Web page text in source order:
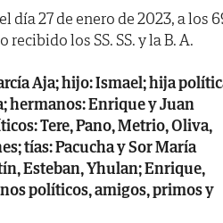
día 27 de enero de 2023, a los
los SS. SS. y la B. A.
Aja; hijo: Ismael; hija
hermanos: Enrique y Juan
Tere, Pano, Metrio, Oliva,
tías: Pacucha y Sor María
Esteban, Yhulan; Enrique,
políticos, amigos, primos y